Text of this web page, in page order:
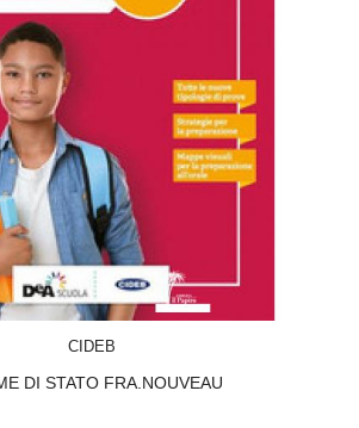
CIDEB
DI STATO FRA.NOUVEAU